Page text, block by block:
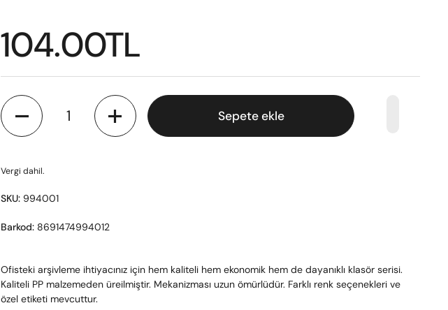
104.00TL
Miktar
Sepete ekle
Vergi dahil.
SKU: 994001
Barkod: 8691474994012
Ofisteki arşivleme ihtiyacınız için hem kaliteli hem ekonomik hem de dayanıklı klasör serisi.
Kaliteli PP malzemeden üreilmiştir. Mekanizması uzun ömürlüdür. Farklı renk seçenekleri ve
özel etiketi mevcuttur.